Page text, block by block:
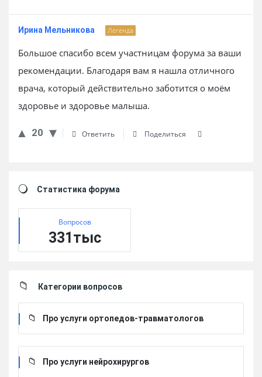
Ирина Мельникова Легенда
Большое спасибо всем участницам форума за ваши
рекомендации. Благодаря вам я нашла отличного
врача, который действительно заботится о моём
здоровье и здоровье малыша.
20 Ответить Поделиться
Статистика форума
Вопросов
331тыс
Категории вопросов
Про услуги ортопедов-травматологов
Про услуги нейрохирургов